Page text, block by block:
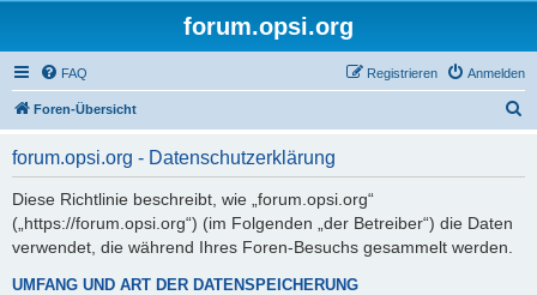
forum.opsi.org
FAQ Anmelden
Registrieren
Foren-Übersicht
forum.opsi.org - Datenschutzerklärung
Diese Richtlinie beschreibt, wie „forum.opsi.org“
(„https://forum.opsi.org“) (im Folgenden „der Betreiber“) die Daten
verwendet, die während Ihres Foren-Besuchs gesammelt werden.
UMFANG UND ART DER DATENSPEICHERUNG